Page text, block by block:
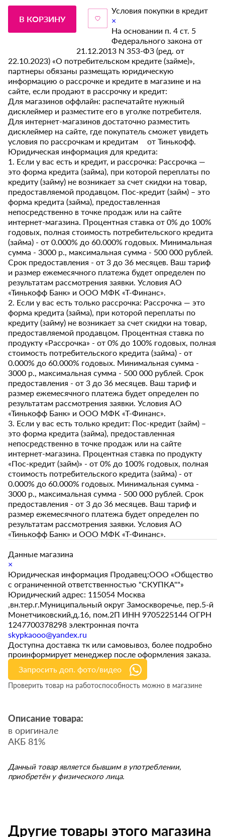
В КОРЗИНУ
Условия покупки в кредит
×
На основании п. 4 ст. 5
Федерального закона от
21.12.2013 N 353-ФЗ (ред. от
22.10.2023) «О потребительском кредите (займе)»,
партнеры обязаны размещать юридическую
информацию о рассрочке и кредите в магазине и на
сайте, если продают в рассрочку и кредит:
Для магазинов оффлайн: распечатайте нужный
дисклеймер и разместите его в уголке потребителя.
Для интернет-магазинов достаточно разместить
дисклеймер на сайте, где покупатель сможет увидеть
условия по рассрочкам и кредитам от Тинькофф.
Юридическая информация для кредита:
1. Если у вас есть и кредит, и рассрочка: Рассрочка —
это форма кредита (займа), при которой переплаты по
кредиту (займу) не возникает за счет скидки на товар,
предоставляемой продавцом. Пос-кредит (займ) – это
форма кредита (займа), предоставленная
непосредственно в точке продаж или на сайте
интернет-магазина. Процентная ставка от 0% до 100%
годовых, полная стоимость потребительского кредита
(займа) - от 0.000% до 60.000% годовых. Минимальная
сумма - 3000 р., максимальная сумма - 500 000 рублей.
Срок предоставления - от 3 до 36 месяцев. Ваш тариф
и размер ежемесячного платежа будет определен по
результатам рассмотрения заявки. Условия АО
«Тинькофф Банк» и ООО МФК «Т-Финанс».
2. Если у вас есть только рассрочка: Рассрочка — это
форма кредита (займа), при которой переплаты по
кредиту (займу) не возникает за счет скидки на товар,
предоставляемой продавцом. Процентная ставка по
продукту «Рассрочка» - от 0% до 100% годовых, полная
стоимость потребительского кредита (займа) - от
0.000% до 60.000% годовых. Минимальная сумма -
3000 р., максимальная сумма - 500 000 рублей. Срок
предоставления - от 3 до 36 месяцев. Ваш тариф и
размер ежемесячного платежа будет определен по
результатам рассмотрения заявки. Условия АО
«Тинькофф Банк» и ООО МФК «Т-Финанс».
3. Если у вас есть только кредит: Пос-кредит (займ) –
это форма кредита (займа), предоставленная
непосредственно в точке продаж или на сайте
интернет-магазина. Процентная ставка по продукту
«Пос-кредит (займ)» - от 0% до 100% годовых, полная
стоимость потребительского кредита (займа) - от
0.000% до 60.000% годовых. Минимальная сумма -
3000 р., максимальная сумма - 500 000 рублей. Срок
предоставления - от 3 до 36 месяцев. Ваш тариф и
размер ежемесячного платежа будет определен по
результатам рассмотрения заявки. Условия АО
«Тинькофф Банк» и ООО МФК «Т-Финанс».
Данные магазина
×
Юридическая информация Продавец:ООО «Общество
с ограниченной ответственностью "СКУПКА""»
Юридический адрес: 115054 Москва
,вн.тер.г.Муниципальный округ Замоскворечье, пер.5-й
Монетчиковский,д.16, пом.2П ИНН 9705225144 ОГРН
1247700378298 электронная почта
skypkaooo@yandex.ru
Доступна доставка тк или самовывоз, более подробно
проинформирует менеджер после оформления заказа.
Запросить доп. фото/видео
Проверить товар на работоспособность можно в магазине
Описание товара:
в оригинале
АКБ 81%
Данный товар является бывшим в употреблении,
приобретён у физического лица.
Другие товары этого магазина